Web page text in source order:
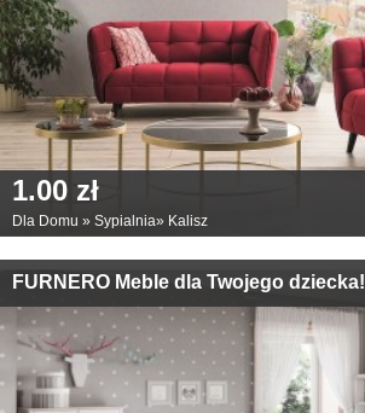
1.00 zł
Dla Domu » Sypialnia» Kalisz
FURNERO Meble dla Twojego dziecka!